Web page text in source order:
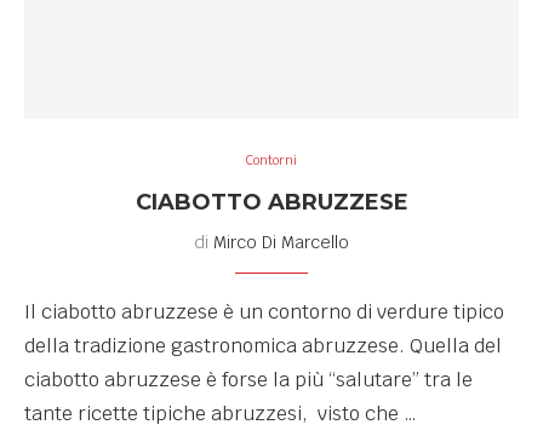
Contorni
CIABOTTO ABRUZZESE
di Mirco Di Marcello
Il ciabotto abruzzese è un contorno di verdure tipico
della tradizione gastronomica abruzzese. Quella del
ciabotto abruzzese è forse la più “salutare” tra le
tante ricette tipiche abruzzesi, visto che …